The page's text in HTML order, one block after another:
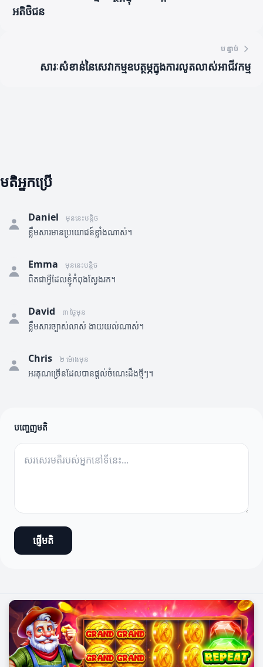
អតិថិជន
បន្ទាប់
សារៈសំខាន់នៃសេវាកម្មឧបត្ថម្ភក្នុងការលូតលាស់អាជីវកម្ម
មតិអ្នកប្រើ
Daniel មុននេះបន្តិច
ខ្លឹមសារមានប្រយោជន៍ខ្លាំងណាស់។
Emma មុននេះបន្តិច
ពិតជាអ្វីដែលខ្ញុំកំពុងស្វែងរក។
David ៣ ថ្ងៃមុន
ខ្លឹមសារច្បាស់លាស់ ងាយយល់ណាស់។
Chris ២ ម៉ោងមុន
អរគុណច្រើនដែលបានផ្តល់ចំណេះដឹងថ្មីៗ។
បញ្ចេញមតិ
ផ្ញើមតិ